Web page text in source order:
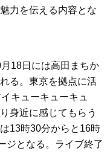
力を伝える内容とな
18日には高田まちか
る。東京を拠点に活
キューキューキュ
身近に感じてもらう
13時30分からと16時
ジとなる。ライブ終了